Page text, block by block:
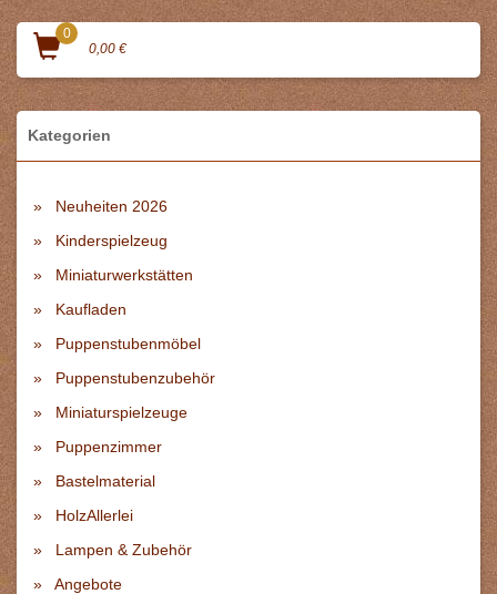
0
0,00 €
Kategorien
Neuheiten 2026
Kinderspielzeug
Miniaturwerkstätten
Kaufladen
Puppenstubenmöbel
Puppenstubenzubehör
Miniaturspielzeuge
Puppenzimmer
Bastelmaterial
HolzAllerlei
Lampen & Zubehör
Angebote